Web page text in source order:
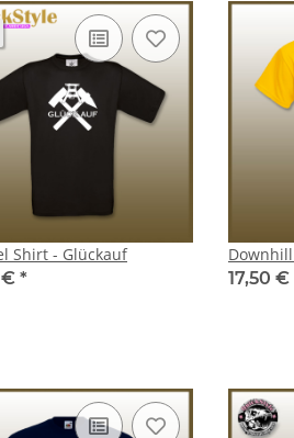
Shirt - Glückauf
€ *
17,50 €